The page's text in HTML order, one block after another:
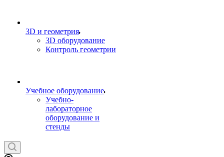
3D и геометрия
3D оборудование
Контроль геометрии
Учебное оборудование
Учебно-
лабораторное
оборудование и
стенды